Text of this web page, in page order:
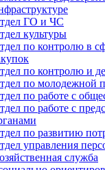
ГО и ЧС
культуры
по контролю в
по контролю и
по молодежной
по работе с
по работе с
по развитию
управления
служба